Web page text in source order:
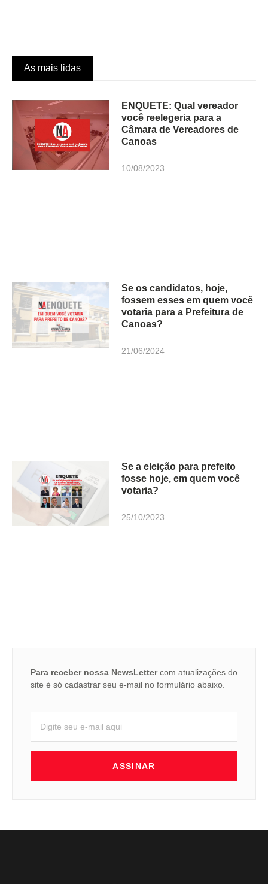
As mais lidas
ENQUETE: Qual vereador
você reelegeria para a
Câmara de Vereadores de
Canoas
10/08/2023
Se os candidatos, hoje,
fossem esses em quem você
votaria para a Prefeitura de
Canoas?
21/06/2024
Se a eleição para prefeito
fosse hoje, em quem você
votaria?
25/10/2023
Para receber nossa NewsLettercom atualizações do
site é só cadastrar seu e-mail no formulário abaixo.
ASSINAR